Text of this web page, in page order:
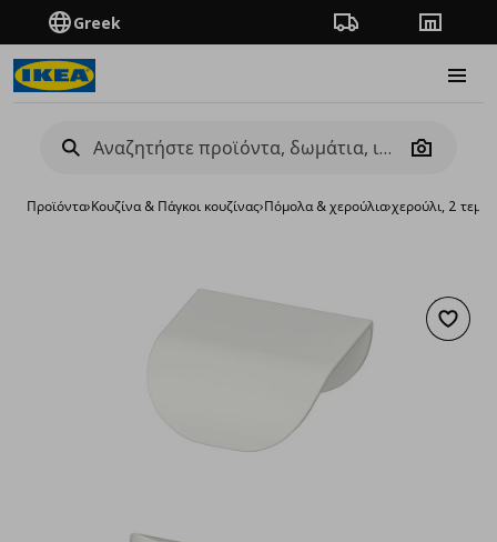
Greek Πορεία παραγγελίας
Camera
Προϊόντα›Κουζίνα & Πάγκοι κουζίνας›Πόμολα & χερούλια›χερούλι, 2 τεμ.